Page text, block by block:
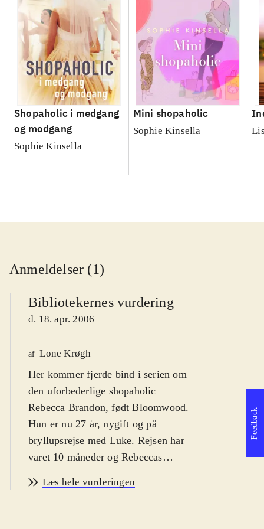
Shopaholic i medgang
og modgang
Sophie Kinsella
Mini shopaholic
Sophie Kinsella
Anmeldelser (1)
Bibliotekernes vurdering
d. 18. apr. 2006
af Lone Krøgh
Her kommer fjerde bind i serien om
den uforbederlige shopaholic
Rebecca Brandon, født Bloomwood.
Hun er nu 27 år, nygift og på
bryllupsrejse med Luke. Rejsen har
varet 10 måneder og Rebeccas
par flyttebiler. Omfanget af Rebeccas
Læs hele vurderingen
Feedback